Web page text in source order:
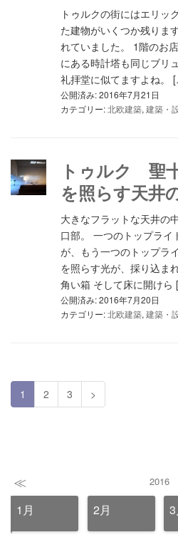
トゥルクの街にはエリッ
た建物がいくつか残りま
れていました。 1階のお
にある時計塔も同じブリ
礼拝堂に似てますよね。
公開済み: 2016年7月21日
カテゴリー:北欧建築, 建築・
トゥルク 聖
を照らす天井
大きなフラットな天井の
口部。 一つのトップラ
が、もう一つのトップラ
を照らす光が、採り込ま
角い箱 そして床に開け
公開済み: 2016年7月20日
カテゴリー:北欧建築, 建築・
1 2 3 >
≪ 2016
1月 2月 3